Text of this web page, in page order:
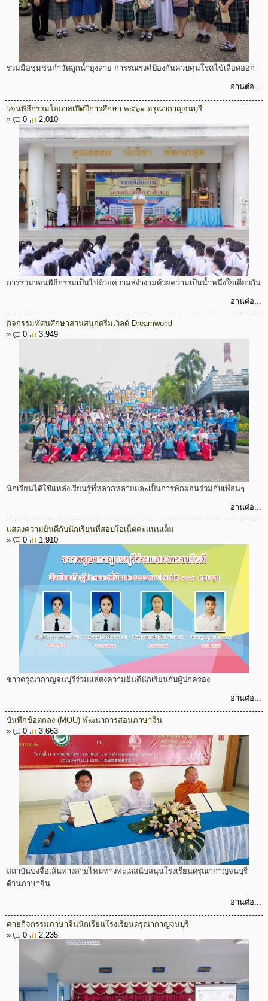
ร่วมมือชุมชนกำจัดลูกน้ำยุงลาย การรณรงค์ป้องกันควบคุมโรคไข้เลือดออก
อ่านต่อ...
วจนพิธีกรรมโอกาสเปิดปีการศึกษา ๒๕๖๑ ดรุณากาญจนบุรี
»
0 2,010
การร่วมวจนพิธีกรรมเป็นไปด้วยความสง่างามด้วยความเป็นน้ำหนึ่งใจเดียวกัน
อ่านต่อ...
กิจกรรมทัศนศึกษาสวนสนุกดรีมเวิลด์ Dreamworld
»
0 3,949
นักเรียนได้ใช้แหล่งเรียนรู้ที่หลากหลายและเป็นการพักผ่อนร่วมกับเพื่อนๆ
อ่านต่อ...
แสดงความยินดีกับนักเรียนที่สอบโอเน็ตคะแนนเต็ม
»
0 1,910
ชาวดรุณากาญจนบุรีร่วมแสดงความยินดีนักเรียนกับผู้ปกครอง
อ่านต่อ...
บันทึกข้อตกลง (MOU) พัฒนาการสอนภาษาจีน
»
0 3,663
สถาบันขงจื่อเส้นทางสายไหมทางทะเลสนับสนุนโรงเรียนดรุณากาญจนบุรี
ด้านภาษาจีน
อ่านต่อ...
ค่ายกิจกรรมภาษาจีนนักเรียนโรงเรียนดรุณากาญจนบุรี
»
0 2,235